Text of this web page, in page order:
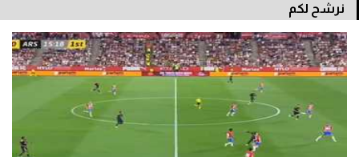
الكرة الأوروبية
الكرة الإفريقية
منتخب مصر
سعودي في الجول
الدوري الإنجليزي
نرشح لكم